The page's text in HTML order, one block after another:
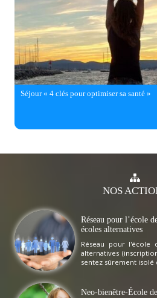
Séjour « 4 clés pour optimiser sa santé »
NOS
Réseau pour l’école
écoles alternatives
Réseau pour l'école
alternatives
sentez sûrement isolé
Neo-bienêtre-École